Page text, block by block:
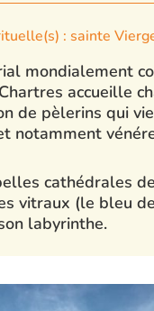
: sainte
mondialement
accueille
de pèlerins qui
notamment
cathédrales
vitraux (le bleu
labyrinthe.